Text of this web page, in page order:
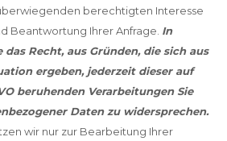
berechtigten Interesse
Beantwortung Ihrer Anfrage. In
das Recht, aus Gründen, die sich aus
ergeben, jederzeit dieser auf
beruhenden Verarbeitungen Sie
Daten zu widersprechen.
wir nur zur Bearbeitung Ihrer